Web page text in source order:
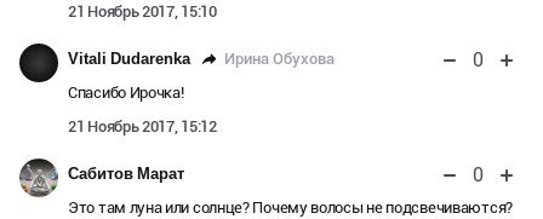
21 Ноябрь 2017, 15:10
Vitali Dudarenka Ирина Обухова 0
Спасибо Ирочка!
21 Ноябрь 2017, 15:12
Сабитов Марат 0
Это там луна или солнце? Почему волосы не подсвечиваются?